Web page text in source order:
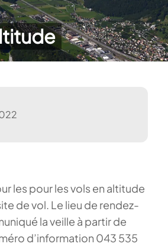
les pour les vols en altitude
de vol. Le lieu de rendez-
la veille à partir de
d’information 043 535